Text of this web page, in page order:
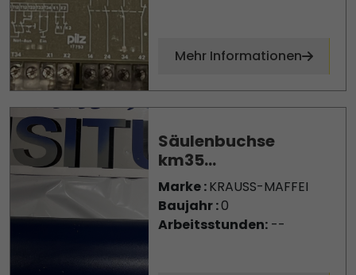
Mehr Informationen
Säulenbuchse
km35...
Marke :KRAUSS-MAFFEI
Baujahr :0
Arbeitsstunden:--